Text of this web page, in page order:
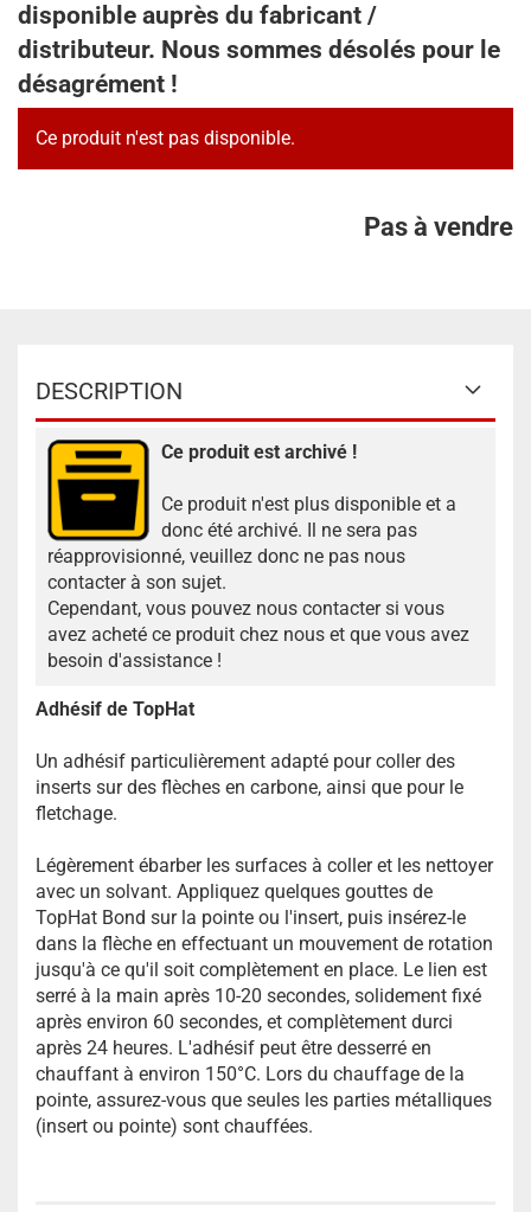
disponible auprès du fabricant /
distributeur. Nous sommes désolés pour le
désagrément !
Ce produit n'est pas disponible.
Pas à vendre
DESCRIPTION
Ce produit est archivé !
Ce produit n'est plus disponible et a
donc été archivé. Il ne sera pas
réapprovisionné, veuillez donc ne pas nous
contacter à son sujet.
Cependant, vous pouvez nous contacter si vous
avez acheté ce produit chez nous et que vous avez
besoin d'assistance !
Adhésif de TopHat
Un adhésif particulièrement adapté pour coller des
inserts sur des flèches en carbone, ainsi que pour le
fletchage.
Légèrement ébarber les surfaces à coller et les nettoyer
avec un solvant. Appliquez quelques gouttes de
TopHat Bond sur la pointe ou l'insert, puis insérez-le
dans la flèche en effectuant un mouvement de rotation
jusqu'à ce qu'il soit complètement en place. Le lien est
serré à la main après 10-20 secondes, solidement fixé
après environ 60 secondes, et complètement durci
après 24 heures. L'adhésif peut être desserré en
chauffant à environ 150°C. Lors du chauffage de la
pointe, assurez-vous que seules les parties métalliques
(insert ou pointe) sont chauffées.